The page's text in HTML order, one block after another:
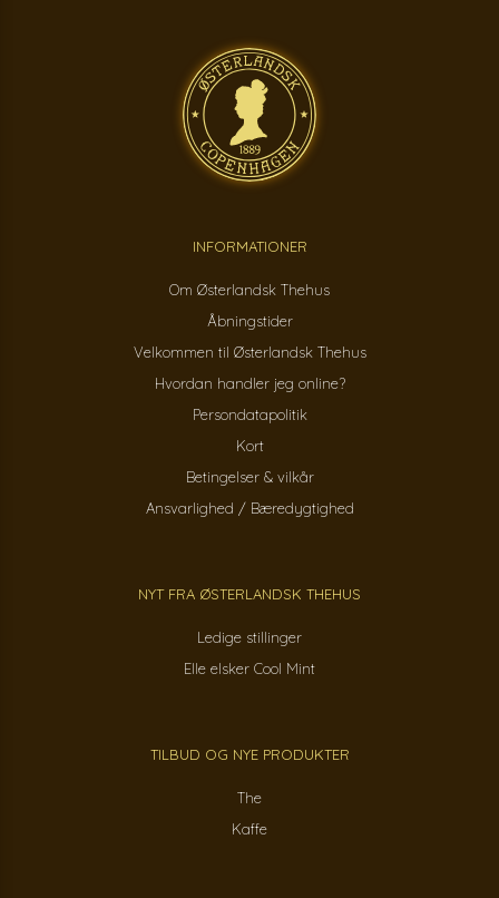
INFORMATIONER
Om Østerlandsk Thehus
Åbningstider
Velkommen til Østerlandsk Thehus
Hvordan handler jeg online?
Persondatapolitik
Kort
Betingelser & vilkår
Ansvarlighed / Bæredygtighed
NYT FRA ØSTERLANDSK THEHUS
Ledige stillinger
Elle elsker Cool Mint
TILBUD OG NYE PRODUKTER
The
Kaffe